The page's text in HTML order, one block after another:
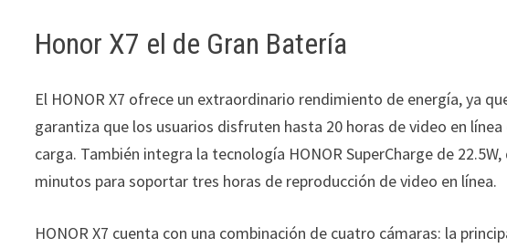
Honor X7 el de Gran Batería
El HONOR X7 ofrece un extraordinario rendimiento de energía, ya
garantiza que los usuarios disfruten hasta 20 horas de video en
carga. También integra la tecnología HONOR SuperCharge de
minutos para soportar tres horas de reproducción de video en línea.
HONOR X7 cuenta con una combinación de cuatro cámaras: la